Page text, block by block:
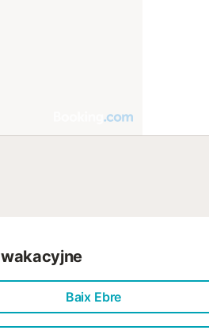
Baix Ebre